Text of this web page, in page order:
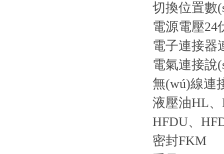
切換位置數
電源電壓24
電子連接器
電氣連接說
無(wú)線連
液壓油HL、
HFDU、
密封FKM